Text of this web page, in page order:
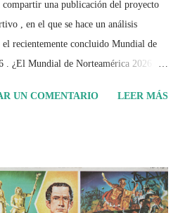
compartir una publicación del proyecto
, en el que se hace un análisis
recientemente concluido Mundial de
. ¿El Mundial de Norteamérica 2026 ha
con infografías inspiradas en la
Este especial de Pancracio Deportivo no
ganó o quién perdió. Busca responder si
UN COMENTARIO LEER MÁS